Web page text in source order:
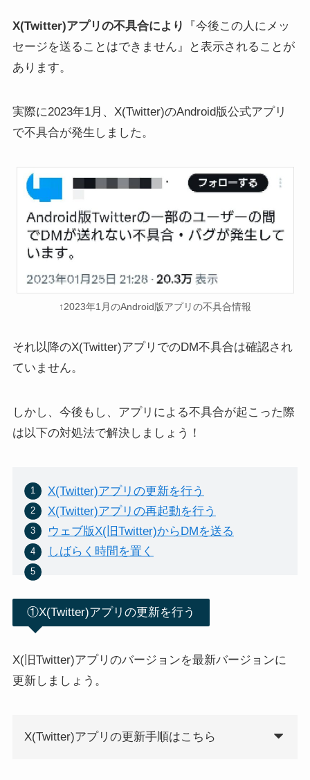
X(Twitter)をWebブラウザ版
で開く方法！開けない/ログ
インできない時の対処法も
X (Twitter)の返信/リプライ
をタイムラインに表示させ
X(Twitter)でこの会話をミュ
ート設定したら相手にバレ
る？【巻き込みリプ対策】
Twitter新機能「内容の警
告」自分のツイートを事前
にセンシティブに設定でき
み】
X(Twitter)アプリの不具合により
『今後この人にメッ
セージを送ることはできません』と表示されることが
あります。
実際に2023年1月、X(Twitter)のAndroid版公式アプリ
で不具合が発生しました。
↑2023年1月のAndroid版アプリの不具合情報
それ以降のX(Twitter)アプリでのDM不具合は確認され
ていません。
しかし、今後もし、アプリによる不具合が起こった際
は以下の対処法で解決しましょう！
X(Twitter)アプリの更新を行う
X(Twitter)アプリの再起動を行う
ウェブ版X(旧Twitter)からDMを送る
しばらく時間を置く
①X(Twitter)アプリの更新を行う
X(旧Twitter)アプリのバージョンを最新バージョンに
更新しましょう。
X(Twitter)アプリの更新手順はこちら